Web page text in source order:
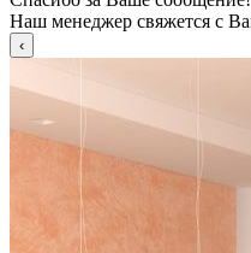
Наш менеджер свяжется с